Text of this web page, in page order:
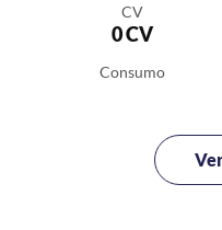
CV
0 CV
Consumo